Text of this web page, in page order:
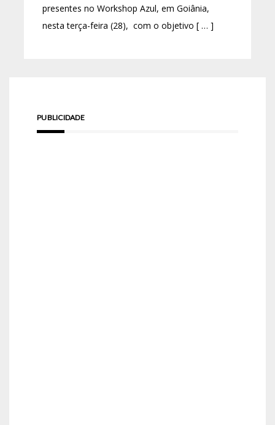
presentes no Workshop Azul, em Goiânia,
nesta terça-feira (28), com o objetivo [ … ]
PUBLICIDADE